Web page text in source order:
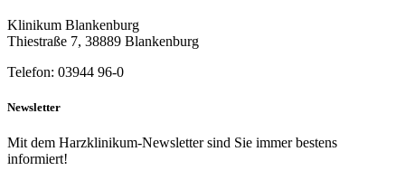
Klinikum Blankenburg
Thiestraße 7, 38889 Blankenburg
Telefon: 03944 96-0
Newsletter
Mit dem Harzklinikum-Newsletter sind Sie immer bestens
informiert!